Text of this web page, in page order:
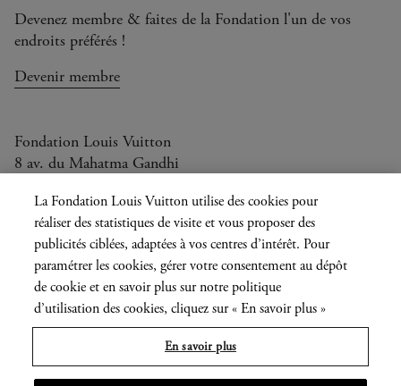
Devenez membre & faites de la Fondation l'un de vos
endroits préférés !
Devenir membre
Fondation Louis Vuitton
8 av. du Mahatma Gandhi
Ouvert aujourd'hui de 11h à 21h
Langue
actuelle
| EN
Presse
Privatisation
La Fondation Louis Vuitton utilise des cookies pour
réaliser des statistiques de visite et vous proposer des
publicités ciblées, adaptées à vos centres d’intérêt. Pour
paramétrer les cookies, gérer votre consentement au dépôt
de cookie et en savoir plus sur notre politique
d’utilisation des cookies, cliquez sur « En savoir plus »
En savoir plus